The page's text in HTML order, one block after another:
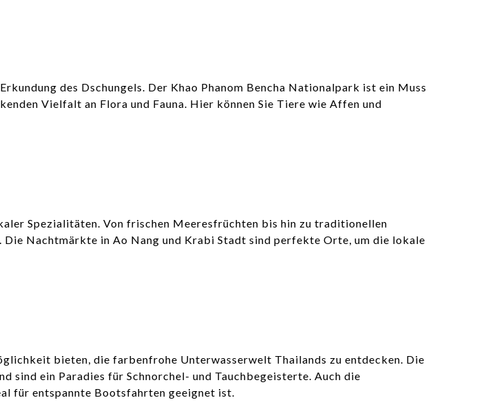
des Dschungels. Der Khao Phanom Bencha Nationalpark ist ein Muss
Vielfalt an Flora und Fauna. Hier können Sie Tiere wie Affen und
Spezialitäten. Von frischen Meeresfrüchten bis hin zu traditionellen
Nachtmärkte in Ao Nang und Krabi Stadt sind perfekte Orte, um die lokale
bieten, die farbenfrohe Unterwasserwelt Thailands zu entdecken. Die
sind ein Paradies für Schnorchel- und Tauchbegeisterte. Auch die
für entspannte Bootsfahrten geeignet ist.